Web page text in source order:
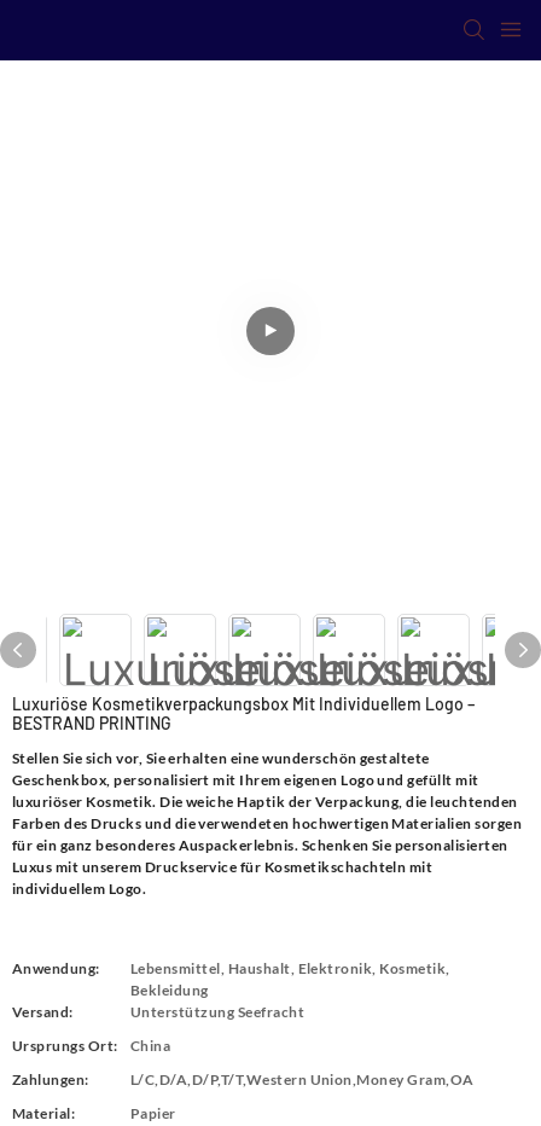
Luxuriöse Kosmetikverpackungsbox Mit Individuellem Logo –
BESTRAND PRINTING
Stellen Sie sich vor, Sie erhalten eine wunderschön gestaltete
Geschenkbox, personalisiert mit Ihrem eigenen Logo und gefüllt mit
luxuriöser Kosmetik. Die weiche Haptik der Verpackung, die leuchtenden
Farben des Drucks und die verwendeten hochwertigen Materialien sorgen
für ein ganz besonderes Auspackerlebnis. Schenken Sie personalisierten
Luxus mit unserem Druckservice für Kosmetikschachteln mit
individuellem Logo.
Anwendung:
Lebensmittel, Haushalt, Elektronik, Kosmetik,
Bekleidung
Versand:
Unterstützung Seefracht
Ursprungs Ort:
China
Zahlungen:
L/C,D/A,D/P,T/T,Western Union,Money Gram,OA
Material:
Papier